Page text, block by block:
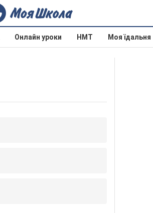
Онлайн уроки НМТ Моя їдальня